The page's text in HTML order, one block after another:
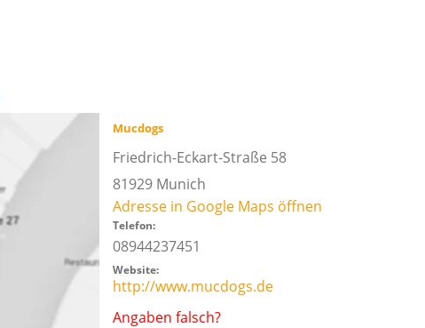
Mucdogs
Friedrich-Eckart-Straße 58
81929 Munich
Adresse in Google Maps öffnen
Telefon:
08944237451
Website:
http://www.mucdogs.de
Angaben falsch?